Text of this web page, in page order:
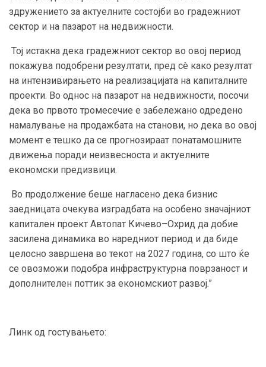
здружението за актуелните состојби во градежниот
сектор и на пазарот на недвижности.
Тој истакна дека градежниот сектор во овој период
покажува подобрени резултати, пред сè како резултат
на интензивирањето на реализацијата на капиталните
проекти. Во однос на пазарот на недвижности, посочи
дека во првото тромесечие е забележано одредено
намалување на продажбата на станови, но дека во овој
момент е тешко да се прогнозираат понатамошните
движења поради неизвесноста и актуелните
економски предизвици.
Во продолжение беше нагласено дека бизнис
заедницата очекува изградбата на особено значајниот
капитален проект Автопат Кичево–Охрид да добие
засилена динамика во наредниот период и да биде
целосно завршена во текот на 2027 година, со што ќе
се овозможи подобра инфраструктурна поврзаност и
дополнителен поттик за економскиот развој.”
Линк од гостувањето: